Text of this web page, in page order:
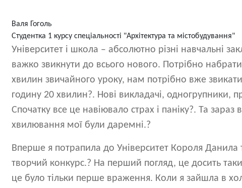
Валя Гоголь
Студентка 1 курсу спеціальності "Архітектура та містобудування"
Університет і школа – абсолютно різні навчальні
важко звикнути до всього нового. Потрібно
хвилин звичайного уроку, нам потрібно вже
годину 20 хвилин?. Нові викладачі, одногрупники,
Спочатку все це навіювало страх і паніку?. Та
хвилювання мої були даремні.?
Вперше я потрапила до Університет Короля Данила
творчий конкурс.? На перший погляд, це досить
це було тільки перше враження. Коли я зайшла в